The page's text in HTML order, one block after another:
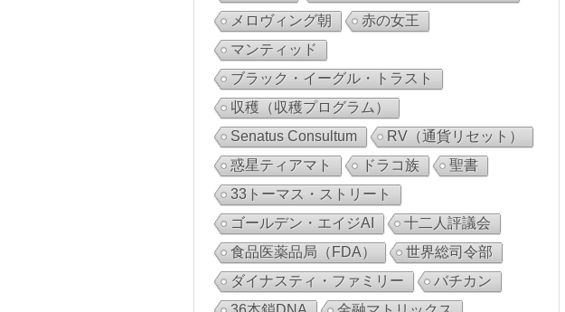
メロヴィング朝
赤の女王
マンティッド
ブラック・イーグル・トラスト
収穫（収穫プログラム）
Senatus Consultum
RV（通貨リセット）
惑星ティアマト
ドラコ族
聖書
33トーマス・ストリート
ゴールデン・エイジAI
十二人評議会
食品医薬品局（FDA）
世界総司令部
ダイナスティ・ファミリー
バチカン